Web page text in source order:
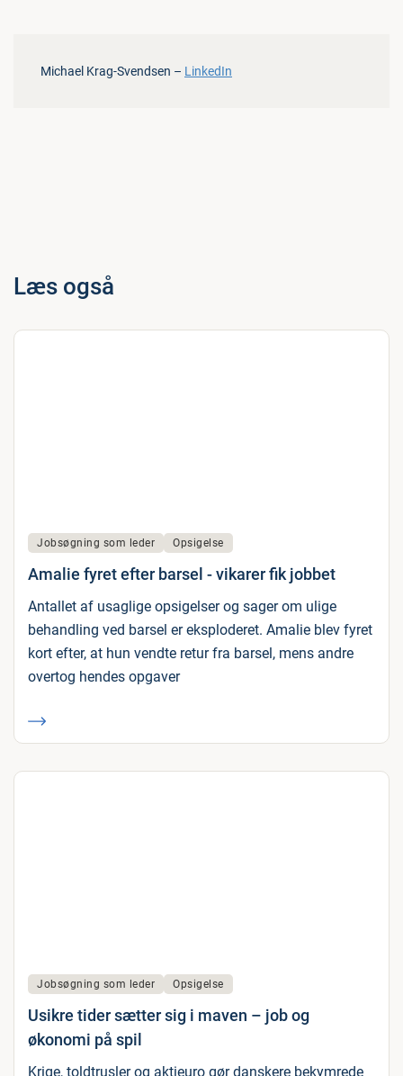
Michael Krag-Svendsen – LinkedIn
Læs også
Jobsøgning som leder Opsigelse
Amalie fyret efter barsel - vikarer fik jobbet
Antallet af usaglige opsigelser og sager om ulige
behandling ved barsel er eksploderet. Amalie blev fyret
kort efter, at hun vendte retur fra barsel, mens andre
overtog hendes opgaver
Jobsøgning som leder Opsigelse
Usikre tider sætter sig i maven – job og
økonomi på spil
Krige, toldtrusler og aktieuro gør danskere bekymrede